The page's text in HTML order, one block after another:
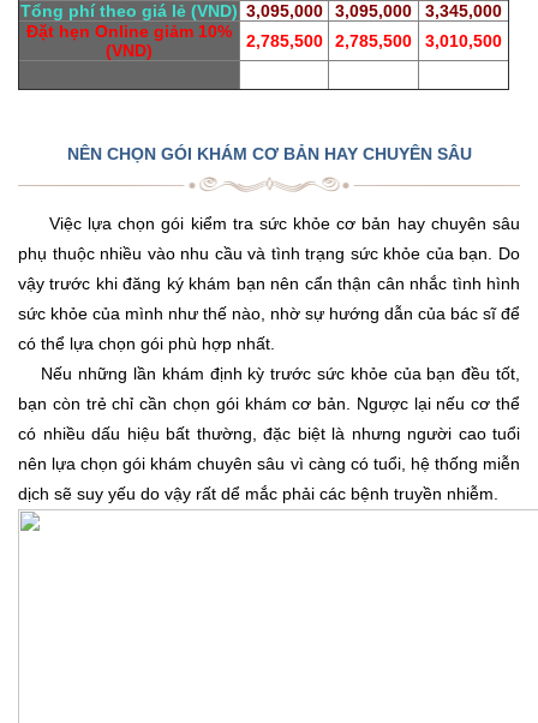
Tổng phí theo giá lẻ (VND) 3,095,000 3,095,000
3,345,000
Đặt hẹn Online giảm 10%
(VND)
2,785,500 2,785,500 3,010,500
NÊN CHỌN GÓI KHÁM CƠ BẢN HAY CHUYÊN SÂU
Việc lựa chọn gói kiểm tra sức khỏe cơ bản hay chuyên sâu
phụ thuộc nhiều vào nhu cầu và tình trạng sức khỏe của bạn. Do
vậy trước khi đăng ký khám bạn nên cẩn thận cân nhắc tình hình
sức khỏe của mình như thế nào, nhờ sự hướng dẫn của bác sĩ để
có thể lựa chọn gói phù hợp nhất.
Nếu những lần khám định kỳ trước sức khỏe của bạn đều tốt,
bạn còn trẻ chỉ cần chọn gói khám cơ bản. Ngược lại nếu cơ thể
có nhiều dấu hiệu bất thường, đặc biệt là nhưng người cao tuổi
nên lựa chọn gói khám chuyên sâu vì càng có tuổi, hệ thống miễn
dịch sẽ suy yếu do vậy rất dể mắc phải các bệnh truyền nhiễm.